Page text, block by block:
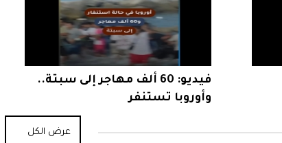
فيديو: 60 ألف مهاجر إلى سبتة..
وأوروبا تستنفر
عرض الكل